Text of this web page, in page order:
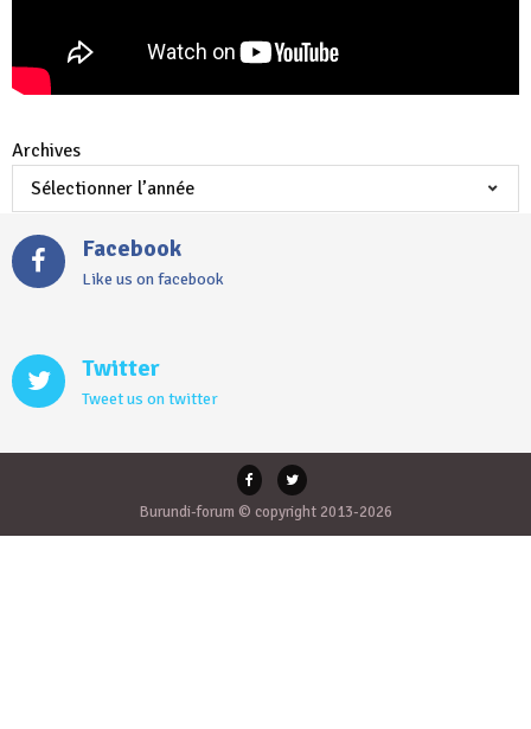
Archives
Facebook
Like us on facebook
Twitter
Tweet us on twitter
Burundi-forum © copyright 2013-2026